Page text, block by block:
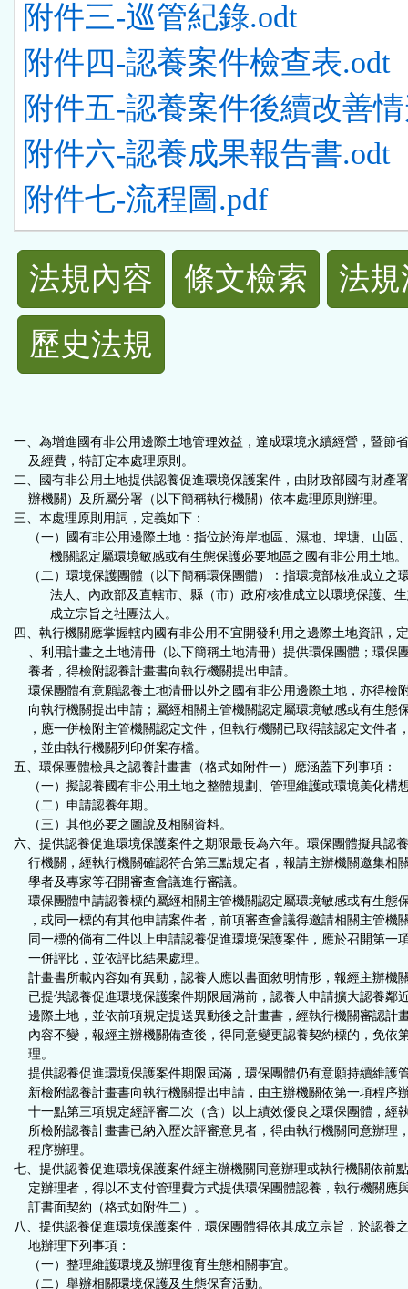
附件三-巡管紀錄.odt
附件四-認養案件檢查表.odt
附件五-認養案件後續改善
附件六-認養成果報告書.odt
附件七-流程圖.pdf
法
規
功
按
鈕
區
法規內容 條文檢索
法
歷史法規
一、為增進國有非公用邊際土地管理效益，達成環境永續經營，暨節
及經費，特訂定本處理原則。
二、國有非公用土地提供認養促進環境保護案件，由財政部國有財產
辦機關）及所屬分署（以下簡稱執行機關）依本處理原則辦理。
三、本處理原則用詞，定義如下：
（一）國有非公用邊際土地：指位於海岸地區、濕地、埤塘、山區
機關認定屬環境敏感或有生態保護必要地區之國有非公用土地。
（二）環境保護團體（以下簡稱環保團體）：指環境部核准成立之
法人、內政部及直轄市、縣（市）政府核准成立以環境保護、生
成立宗旨之社團法人。
四、執行機關應掌握轄內國有非公用不宜開發利用之邊際土地資訊，
、利用計畫之土地清冊（以下簡稱土地清冊）提供環保團體；環保
養者，得檢附認養計畫書向執行機關提出申請。
環保團體有意願認養土地清冊以外之國有非公用邊際土地，亦得檢
向執行機關提出申請；屬經相關主管機關認定屬環境敏感或有生態
，應一併檢附主管機關認定文件，但執行機關已取得該認定文件者
，並由執行機關列印併案存檔。
五、環保團體檢具之認養計畫書（格式如附件一）應涵蓋下列事項：
（一）擬認養國有非公用土地之整體規劃、管理維護或環境美化構
（二）申請認養年期。
（三）其他必要之圖說及相關資料。
六、提供認養促進環境保護案件之期限最長為六年。環保團體擬具認
行機關，經執行機關確認符合第三點規定者，報請主辦機關邀集相
學者及專家等召開審查會議進行審議。
環保團體申請認養標的屬經相關主管機關認定屬環境敏感或有生態
，或同一標的有其他申請案件者，前項審查會議得邀請相關主管機
同一標的倘有二件以上申請認養促進環境保護案件，應於召開第一
一併評比，並依評比結果處理。
計畫書所載內容如有異動，認養人應以書面敘明情形，報經主辦機
已提供認養促進環境保護案件期限屆滿前，認養人申請擴大認養鄰
邊際土地，並依前項規定提送異動後之計畫書，經執行機關審認計
內容不變，報經主辦機關備查後，得同意變更認養契約標的，免依
理。
提供認養促進環境保護案件期限屆滿，環保團體仍有意願持續維護
新檢附認養計畫書向執行機關提出申請，由主辦機關依第一項程序
十一點第三項規定經評審二次（含）以上績效優良之環保團體，經
所檢附認養計畫書已納入歷次評審意見者，得由執行機關同意辦理
程序辦理。
七、提供認養促進環境保護案件經主辦機關同意辦理或執行機關依前
定辦理者，得以不支付管理費方式提供環保團體認養，執行機關應
訂書面契約（格式如附件二）。
八、提供認養促進環境保護案件，環保團體得依其成立宗旨，於認養
地辦理下列事項：
（一）整理維護環境及辦理復育生態相關事宜。
（二）舉辦相關環境保護及生態保育活動。